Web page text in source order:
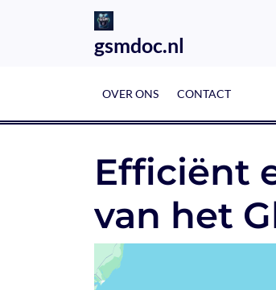
gsmdoc.nl
OVER ONS CONTACT
Efficiënt
van het